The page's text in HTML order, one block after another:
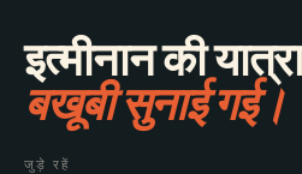
इत्मीनान की
बखूबी सुनाई गई।
जुड़े रहें